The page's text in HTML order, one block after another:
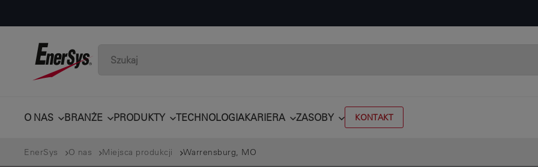
O NAS BRANŻE PRODUKTY TECHNOLOGIAKARIERA ZASOBY KONTAKT
EnerSys O nas Miejsca produkcji Warrensburg, MO